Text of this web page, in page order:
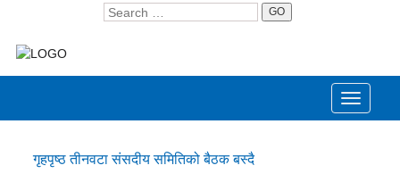
GO
Toggle
गृहपृष्ठतीनवटा संसदीय समितिको बैठक बस्दै